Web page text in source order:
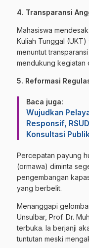
4. Transparansi
Mahasiswa
Kuliah Tunggal
menuntut
mendukung kegiatan
5. Reformasi
Baca juga:
Wujudkan
Responsif,
Konsultasi
Percepatan payung
(ormawa) diminta
pengembangan
yang berbelit.
Menanggapi
Unsulbar, Prof. Dr.
terbuka. Ia berjanji
tuntutan meski